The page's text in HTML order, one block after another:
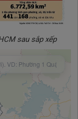
sau sắp xếp